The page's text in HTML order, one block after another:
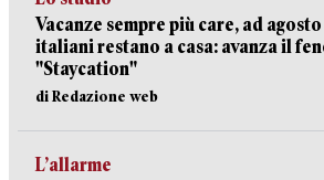
Vacanze sempre più care, ad
italiani restano a casa: avanza il
"Staycation"
di Redazione web
L’allarme